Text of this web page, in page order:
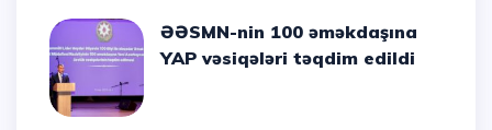
ƏƏSMN-nin 100 əməkdaşına
YAP vəsiqələri təqdim edildi